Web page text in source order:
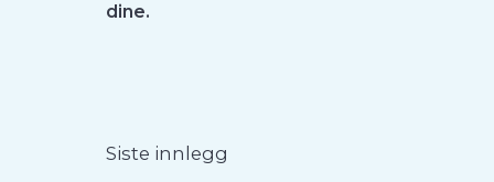
dine.
Siste innlegg